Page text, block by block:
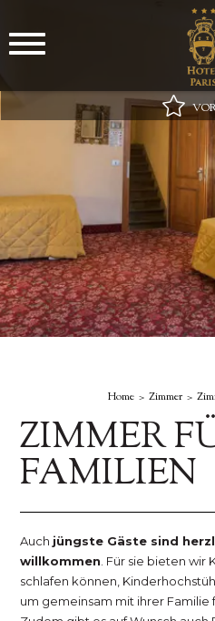
Bester
WLAN
Minibar bei Ankunft mit
Besonderes
Home Zimmer
ZIMMER
FAMILIEN
Auch jüngste Gäste sind
willkommen . Für sie bieten
schlafen können,
um gemeinsam mit ihrer Familie